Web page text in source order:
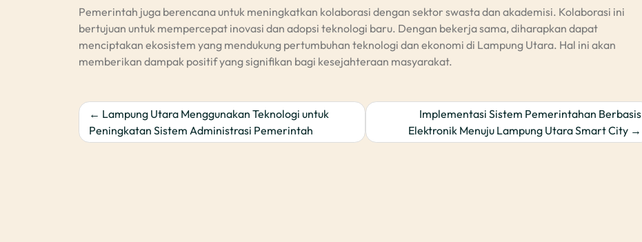
Pemerintah juga berencana untuk meningkatkan kolaborasi dengan sektor swasta dan akademisi. Kolaborasi ini
bertujuan untuk mempercepat inovasi dan adopsi teknologi baru. Dengan bekerja sama, diharapkan dapat
menciptakan ekosistem yang mendukung pertumbuhan teknologi dan ekonomi di Lampung Utara. Hal ini akan
memberikan dampak positif yang signifikan bagi kesejahteraan masyarakat.
Post
navigation
Lampung Utara Menggunakan Teknologi untuk
Peningkatan Sistem Administrasi Pemerintah
Implementasi Sistem Pemerintahan Berbasis
Elektronik Menuju Lampung Utara Smart City